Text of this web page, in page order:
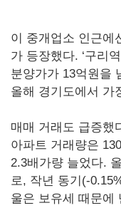
이 중개업소 인근에
가 등장했다. ‘구리
분양가가 13억원을
올해 경기도에서 가
매매 거래도 급증했
아파트 거래량은
2.3배가량 늘었다.
로, 작년 동기(-
울은 보유세 때문에